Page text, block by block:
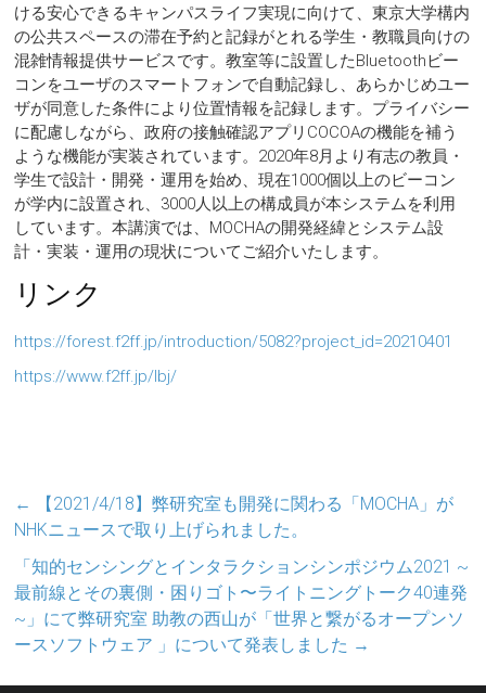
ける安心できるキャンパスライフ実現に向けて、東京大学構内
の公共スペースの滞在予約と記録がとれる学生・教職員向けの
混雑情報提供サービスです。教室等に設置したBluetoothビー
コンをユーザのスマートフォンで自動記録し、あらかじめユー
ザが同意した条件により位置情報を記録します。プライバシー
に配慮しながら、政府の接触確認アプリCOCOAの機能を補う
ような機能が実装されています。2020年8月より有志の教員・
学生で設計・開発・運用を始め、現在1000個以上のビーコン
が学内に設置され、3000人以上の構成員が本システムを利用
しています。本講演では、MOCHAの開発経緯とシステム設
計・実装・運用の現状についてご紹介いたします。
リンク
https://forest.f2ff.jp/introduction/5082?project_id=20210401
https://www.f2ff.jp/lbj/
←
【2021/4/18】弊研究室も開発に関わる「MOCHA」が
NHKニュースで取り上げられました。
「知的センシングとインタラクションシンポジウム2021 ~
最前線とその裏側・困りゴト〜ライトニングトーク40連発
~」にて弊研究室 助教の西山が「世界と繋がるオープンソ
ースソフトウェア 」について発表しました →